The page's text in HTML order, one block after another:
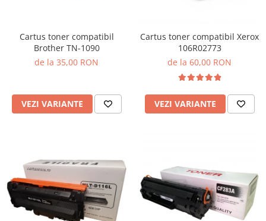
Cartus toner compatibil
Brother TN-1090
de la 35,00 RON
VEZI VARIANTE
Cartus toner compatibil Xerox
106R02773
de la 60,00 RON
VEZI VARIANTE